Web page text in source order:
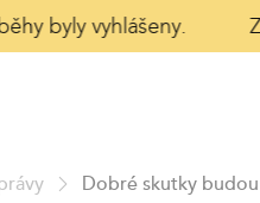
byly vyhlášeny.
Dobré skutky